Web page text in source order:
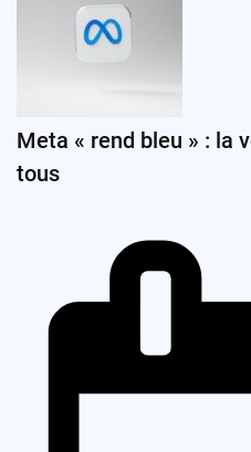
Meta « rend bleu » : la
tous